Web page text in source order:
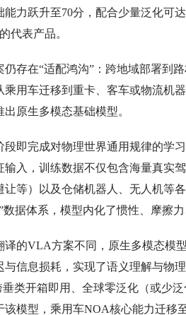
能力跃升至70分，配合少量泛化可
代表产品。
在“适配鸿沟”：跨地域部署到路
用车迁移到重卡、客车或物流机
原生多模态基础模型。
完成对物理世界通用规律的学习
输入，训练数据不仅包含海量真实
等）以及仓储机器人、无人机等
数据体系，模型内化了惯性、摩擦
VLA方案不同，原生多模态模
信息损耗，实现了语义理解与物
类开箱即用、全球零泛化（或少
该模型，乘用车NOA核心能力迁移